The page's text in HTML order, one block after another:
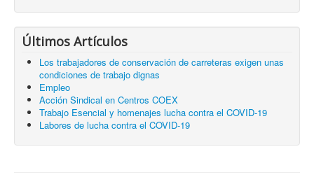
Últimos Artículos
Los trabajadores de conservación de carreteras exigen unas
condiciones de trabajo dignas
Empleo
Acción Sindical en Centros COEX
Trabajo Esencial y homenajes lucha contra el COVID-19
Labores de lucha contra el COVID-19